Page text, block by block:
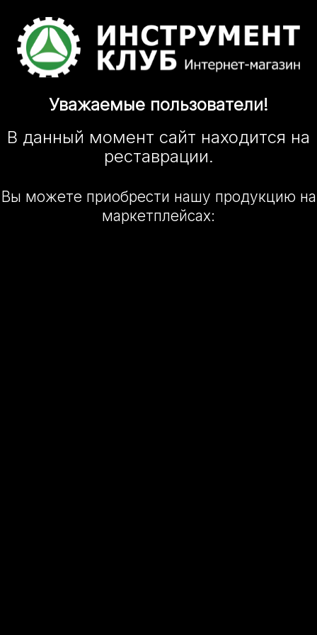
Уважаемые пользователи!
В данный момент сайт находится на
реставрации.
Вы можете приобрести нашу продукцию на
маркетплейсах: